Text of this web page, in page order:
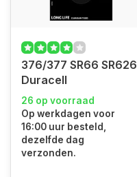
376/377 SR66 SR626
Duracell
26 op voorraad
Op werkdagen voor
16:00 uur besteld,
dezelfde dag
verzonden.